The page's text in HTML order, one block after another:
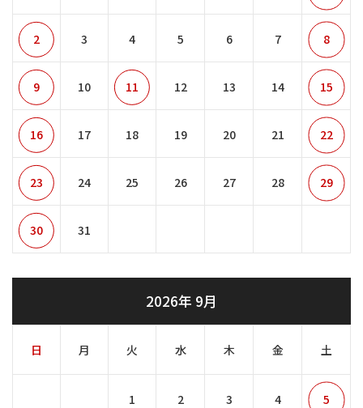
2 3 4 5 6 7 8
9 10 11 12 13 14 15
16 17 18 19 20 21 22
23 24 25 26 27 28 29
30 31
2026年 9月
日 月 火 水 木 金 土
1 2 3 4 5